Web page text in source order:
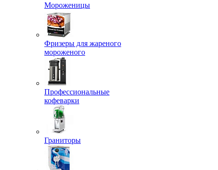
Мороженицы
Фризеры для жареного
мороженого
Профессиональные
кофеварки
Граниторы